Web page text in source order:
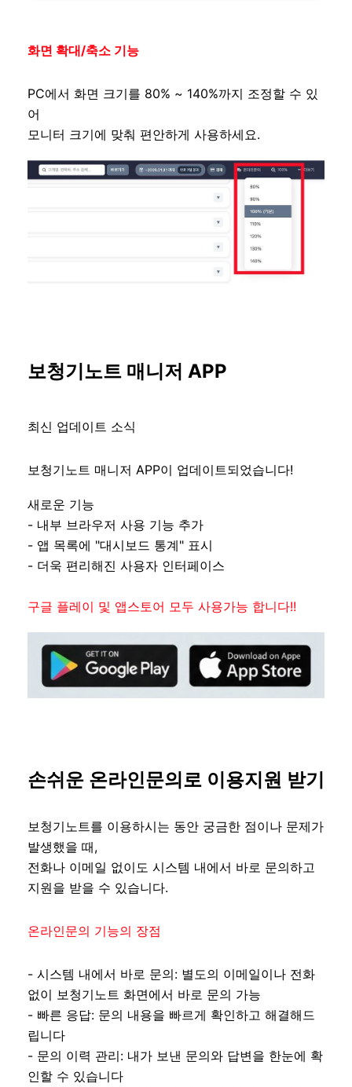
화면 확대/축소 기능
PC에서 화면 크기를 80% ~ 140%까지 조정할 수 있
어
모니터 크기에 맞춰 편안하게 사용하세요.
보청기노트 매니저 APP
최신 업데이트 소식
보청기노트 매니저 APP이 업데이트되었습니다!
새로운 기능
- 내부 브라우저 사용 기능 추가
- 앱 목록에 "대시보드 통계" 표시
- 더욱 편리해진 사용자 인터페이스
구글 플레이 및 앱스토어 모두 사용가능 합니다!!
손쉬운 온라인문의로 이용지원 받기
보청기노트를 이용하시는 동안 궁금한 점이나 문제가
발생했을 때,
전화나 이메일 없이도 시스템 내에서 바로 문의하고
지원을 받을 수 있습니다.
온라인문의 기능의 장점
- 시스템 내에서 바로 문의: 별도의 이메일이나 전화
없이 보청기노트 화면에서 바로 문의 가능
- 빠른 응답: 문의 내용을 빠르게 확인하고 해결해드
립니다
- 문의 이력 관리: 내가 보낸 문의와 답변을 한눈에 확
인할 수 있습니다